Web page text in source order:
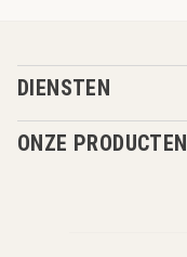
DIENSTEN
ONZE PRODUCTEN